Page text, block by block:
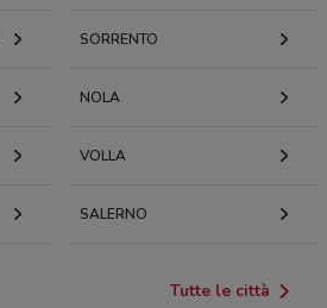
SORRENTO
NOLA
VOLLA
SALERNO
Tutte le città